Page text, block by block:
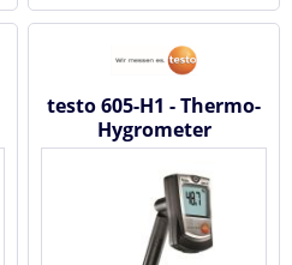
testo 605-H1 - Thermo-
Hygrometer